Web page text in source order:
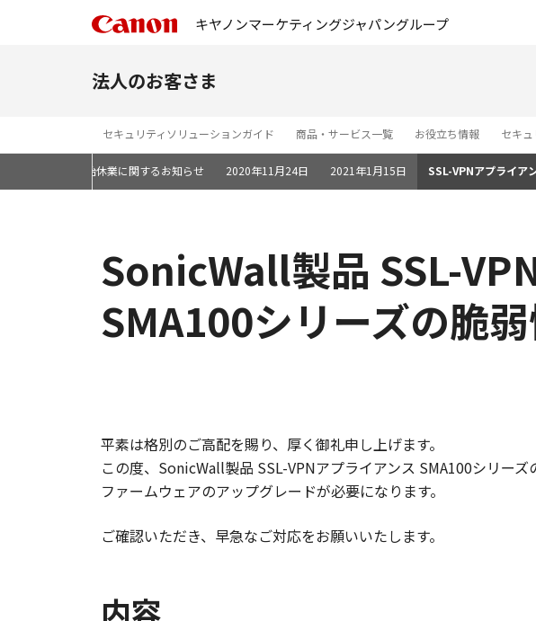
キヤノンマーケティングジャパングループ
法人のお客さま
セキュリティソリューションガイド 商品・サービス一覧 お役立ち情報 セキ
年末年始休業に関するお知らせ 2020年11月24日 2021年1月15日 SSL-VPNアプライア
SonicWall製品 SSL-
SMA100シリーズの脆
平素は格別のご高配を賜り、厚く御礼申し上げます。
この度、SonicWall製品 SSL-VPNアプライアンス SMA100シリー
ファームウェアのアップグレードが必要になります。
ご確認いただき、早急なご対応をお願いいたします。
内容